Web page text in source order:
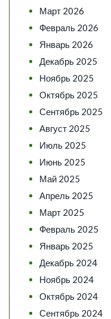
Март 2026
Февраль 2026
Январь 2026
Декабрь 2025
Ноябрь 2025
Октябрь 2025
Сентябрь 2025
Август 2025
Июль 2025
Июнь 2025
Май 2025
Апрель 2025
Март 2025
Февраль 2025
Январь 2025
Декабрь 2024
Ноябрь 2024
Октябрь 2024
Сентябрь 2024